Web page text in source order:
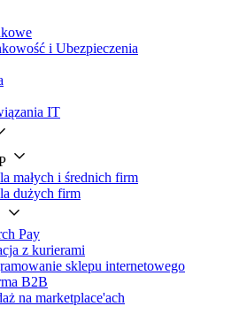
i Ubezpieczenia
IT
małych i średnich firm
dużych firm
Pay
z kurierami
sklepu internetowego
B2B
na marketplace'ach